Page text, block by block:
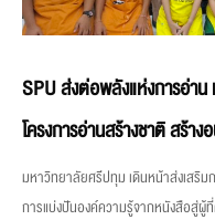
SPU ส่งต่อพลังแห่งการอ่า
โครงการอ่านสร้างชาติ สร้า
มหาวิทยาลัยศรีปทุม เดินหน้าส่งเสริ
การแบ่งปันองค์ความรู้จากหนังสือสู่ผู้